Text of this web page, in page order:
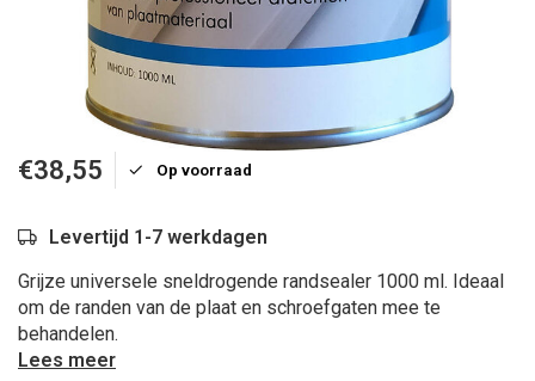
€38,55 Op voorraad
Levertijd 1-7 werkdagen
Grijze universele sneldrogende randsealer 1000 ml. Ideaal
om de randen van de plaat en schroefgaten mee te
behandelen.
Lees meer